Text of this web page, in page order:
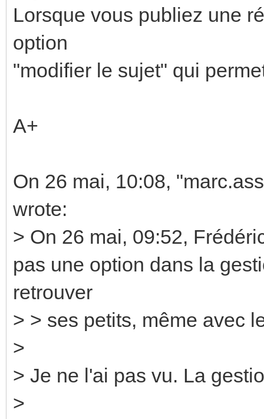
Lorsque vous publiez une
option
"modifier le sujet" qui
A+
On 26 mai, 10:08,
wrote:
> On 26 mai, 09:52,
pas une option dans la
retrouver
> > ses petits, même avec
>
> Je ne l'ai pas vu. La
>